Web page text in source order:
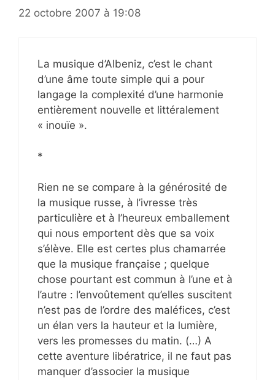
22 octobre 2007 à 19:08
La musique d’Albeniz, c’est le chant
d’une âme toute simple qui a pour
langage la complexité d’une harmonie
entièrement nouvelle et littéralement
« inouïe ».
*
Rien ne se compare à la générosité de
la musique russe, à l’ivresse très
particulière et à l’heureux emballement
qui nous emportent dès que sa voix
s’élève. Elle est certes plus chamarrée
que la musique française ; quelque
chose pourtant est commun à l’une et à
l’autre : l’envoûtement qu’elles suscitent
n’est pas de l’ordre des maléfices, c’est
un élan vers la hauteur et la lumière,
vers les promesses du matin. (…) A
cette aventure libératrice, il ne faut pas
manquer d’associer la musique